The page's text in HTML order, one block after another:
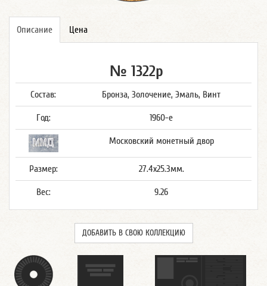
Описание Цена
№ 1322р
Состав: Бронза, Золочение, Эмаль, Винт
Год: 1960-е
Московский монетный двор
Размер: 27.4x25.3мм.
Вес: 9.26
ДОБАВИТЬ В СВОЮ КОЛЛЕКЦИЮ